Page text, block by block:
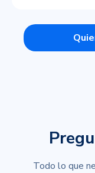
Todo lo que